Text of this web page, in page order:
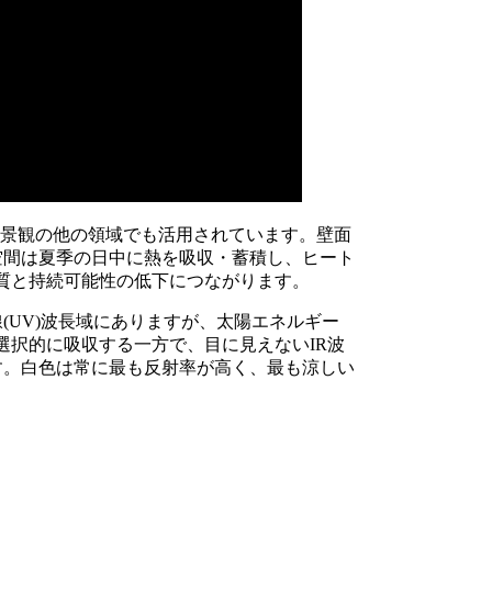
観の他の領域でも活用されています。壁面
は夏季の日中に熱を吸収・蓄積し、ヒート
持続可能性の低下につながります。
波長域にありますが、太陽エネルギー
的に吸収する一方で、目に見えないIR波
白色は常に最も反射率が高く、最も涼しい